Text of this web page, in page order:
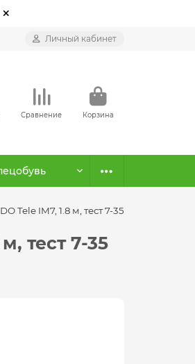
Личный кабинет
Сравнение Корзина
IM7, 1.8 м, тест 7-35 гр
тест 7-35